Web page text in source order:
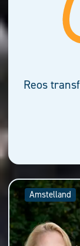
Reos
Amstelland